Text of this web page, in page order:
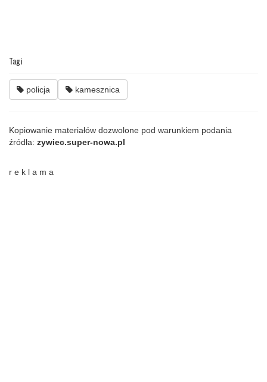
Tagi
policja kamesznica
Kopiowanie materiałów dozwolone pod warunkiem podania
źródła: zywiec.super-nowa.pl
r e k l a m a